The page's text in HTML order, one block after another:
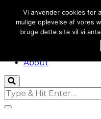
Skip to Content
About
Looking
for
Something?
Vi anvender cookies for
mulige oplevelse af vores
bruge dette site vil vi